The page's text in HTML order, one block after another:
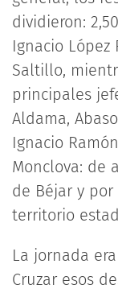
dividieron:
Ignacio López
Saltillo,
principales
Aldama,
Ignacio
Monclova: de
de Béjar y
territorio
La jornada
Cruzar esos